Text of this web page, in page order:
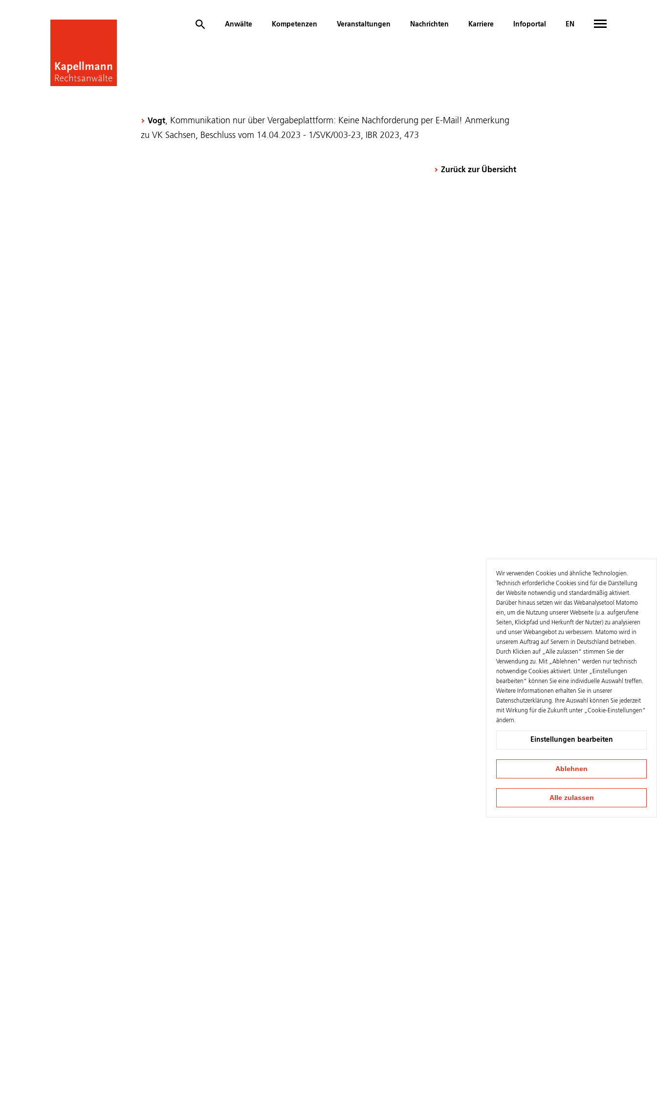
Anwälte Kompetenzen Veranstaltungen Nachrichten Karriere Infoportal EN
Vogt, Kommunikation nur über Vergabeplattform: Keine Nachforderung per E-Mail! Anmerkung
zu VK Sachsen, Beschluss vom 14.04.2023 - 1/SVK/003-23, IBR 2023, 473
Zurück zur Übersicht
Wir verwenden Cookies und ähnliche Technologien.
Technisch erforderliche Cookies sind für die Darstellung
der Website notwendig und standardmäßig aktiviert.
Darüber hinaus setzen wir das Webanalysetool Matomo
ein, um die Nutzung unserer Webseite (u.a. aufgerufene
Seiten, Klickpfad und Herkunft der Nutzer) zu analysieren
und unser Webangebot zu verbessern. Matomo wird in
unserem Auftrag auf Servern in Deutschland betrieben.
Durch Klicken auf „Alle zulassen“ stimmen Sie der
Verwendung zu. Mit „Ablehnen" werden nur technisch
notwendige Cookies aktiviert. Unter „Einstellungen
bearbeiten“ können Sie eine individuelle Auswahl treffen.
Weitere Informationen erhalten Sie in unserer
Datenschutzerklärung. Ihre Auswahl können Sie jederzeit
mit Wirkung für die Zukunft unter „Cookie-Einstellungen“
ändern.
Einstellungen bearbeiten
Ablehnen
Alle zulassen